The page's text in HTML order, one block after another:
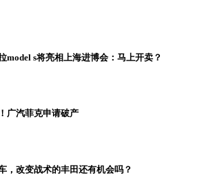
model s将亮相上海进博会：马上开卖？
广汽菲克申请破产
，改变战术的丰田还有机会吗？